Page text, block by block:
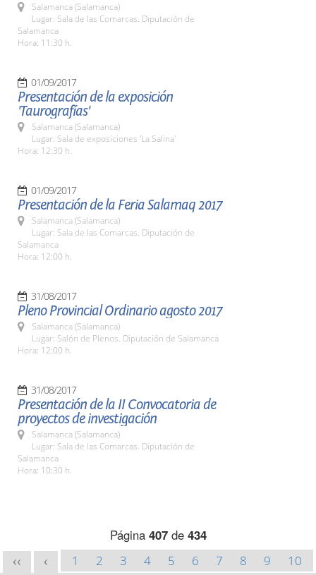
Salamanca (Salamanca)
Lugar: Sala de las Comarcas. Diputación de
Salamanca
Hora: 11:30 h.
01/09/2017
Presentación de la exposición
'Taurografías'
Salamanca (Salamanca)
Lugar: Sala de exposiciones 'La Salina'
Hora: 12:30 h.
01/09/2017
Presentación de la Feria Salamaq 2017
Salamanca (Salamanca)
Lugar: Sala de las Comarcas. Diputación de
Salamanca
Hora: 12:00 h.
31/08/2017
Pleno Provincial Ordinario agosto 2017
Salamanca (Salamanca)
Lugar: Salón de Plenos. Diputación de Salamanca
Hora: 12:00 h.
31/08/2017
Presentación de la II Convocatoria de
proyectos de investigación
Salamanca (Salamanca)
Lugar: Sala de las Comarcas. Diputación de
Salamanca
Hora: 10:30 h.
Página 407de 434
<< < 1 2 3 4 5 6 7 8 9
10